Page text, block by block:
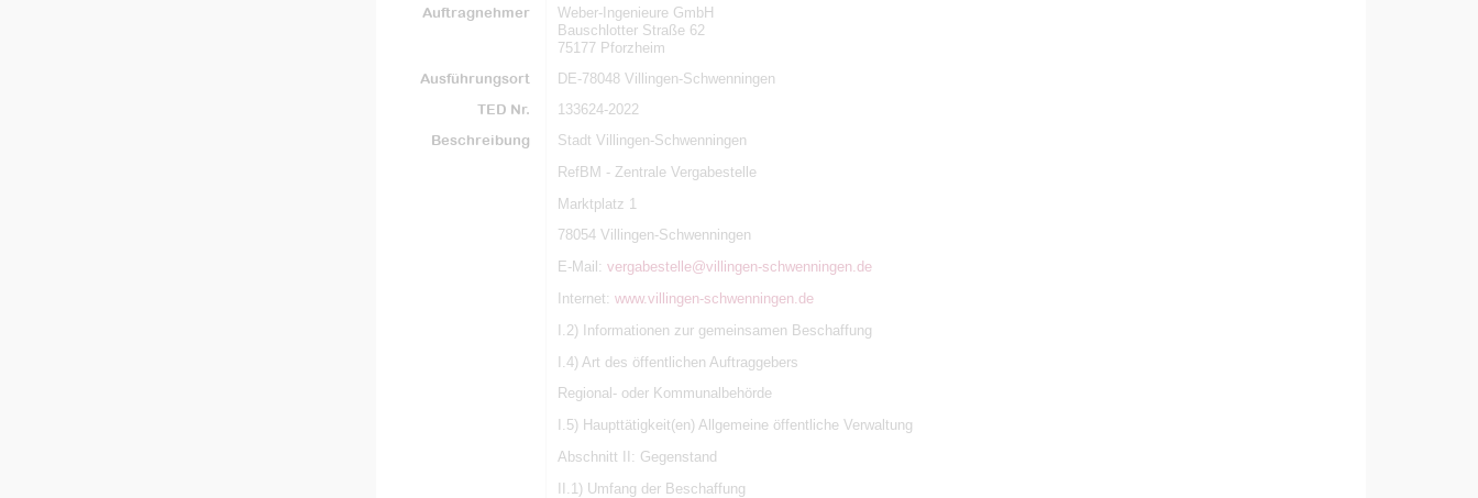
Auftragnehmer
Weber-Ingenieure GmbH
Bauschlotter Straße 62
75177 Pforzheim
Ausführungsort
DE-78048 Villingen-Schwenningen
TED Nr.
133624-2022
Beschreibung
Stadt Villingen-Schwenningen
RefBM - Zentrale Vergabestelle
Marktplatz 1
78054 Villingen-Schwenningen
E-Mail: vergabestelle@villingen-schwenningen.de
Internet: www.villingen-schwenningen.de
I.2) Informationen zur gemeinsamen Beschaffung
I.4) Art des öffentlichen Auftraggebers
Regional- oder Kommunalbehörde
I.5) Haupttätigkeit(en) Allgemeine öffentliche Verwaltung
Abschnitt II: Gegenstand
II.1) Umfang der Beschaffung